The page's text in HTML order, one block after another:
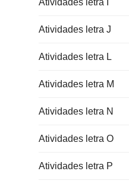
Atividades letra I
Atividades letra J
Atividades letra L
Atividades letra M
Atividades letra N
Atividades letra O
Atividades letra P